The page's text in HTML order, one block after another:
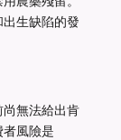
生缺陷的發
無法給出肯
風險是